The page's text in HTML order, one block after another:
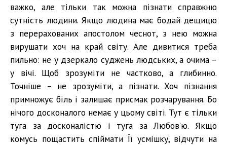
важко, але тільки так можна пізнати справжню
сутність людини. Якщо людина має бодай дещицю
з перерахованих апостолом чеснот, з нею можна
вирушати хоч на край світу. Але дивитися треба
пильно: не у дзеркало суджень людських, а очима –
у вічі. Щоб зрозуміти не частково, а глибинно.
Точніше – не зрозуміти, а пізнати. Хоч пізнання
примножує біль і залишає присмак розчарування. Бо
нічого досконалого немає у цьому світі. Тут є тільки
туга за досконалістю і туга за Любов’ю. Якщо
комусь пощастить спіймати Її усмішку, відчути на